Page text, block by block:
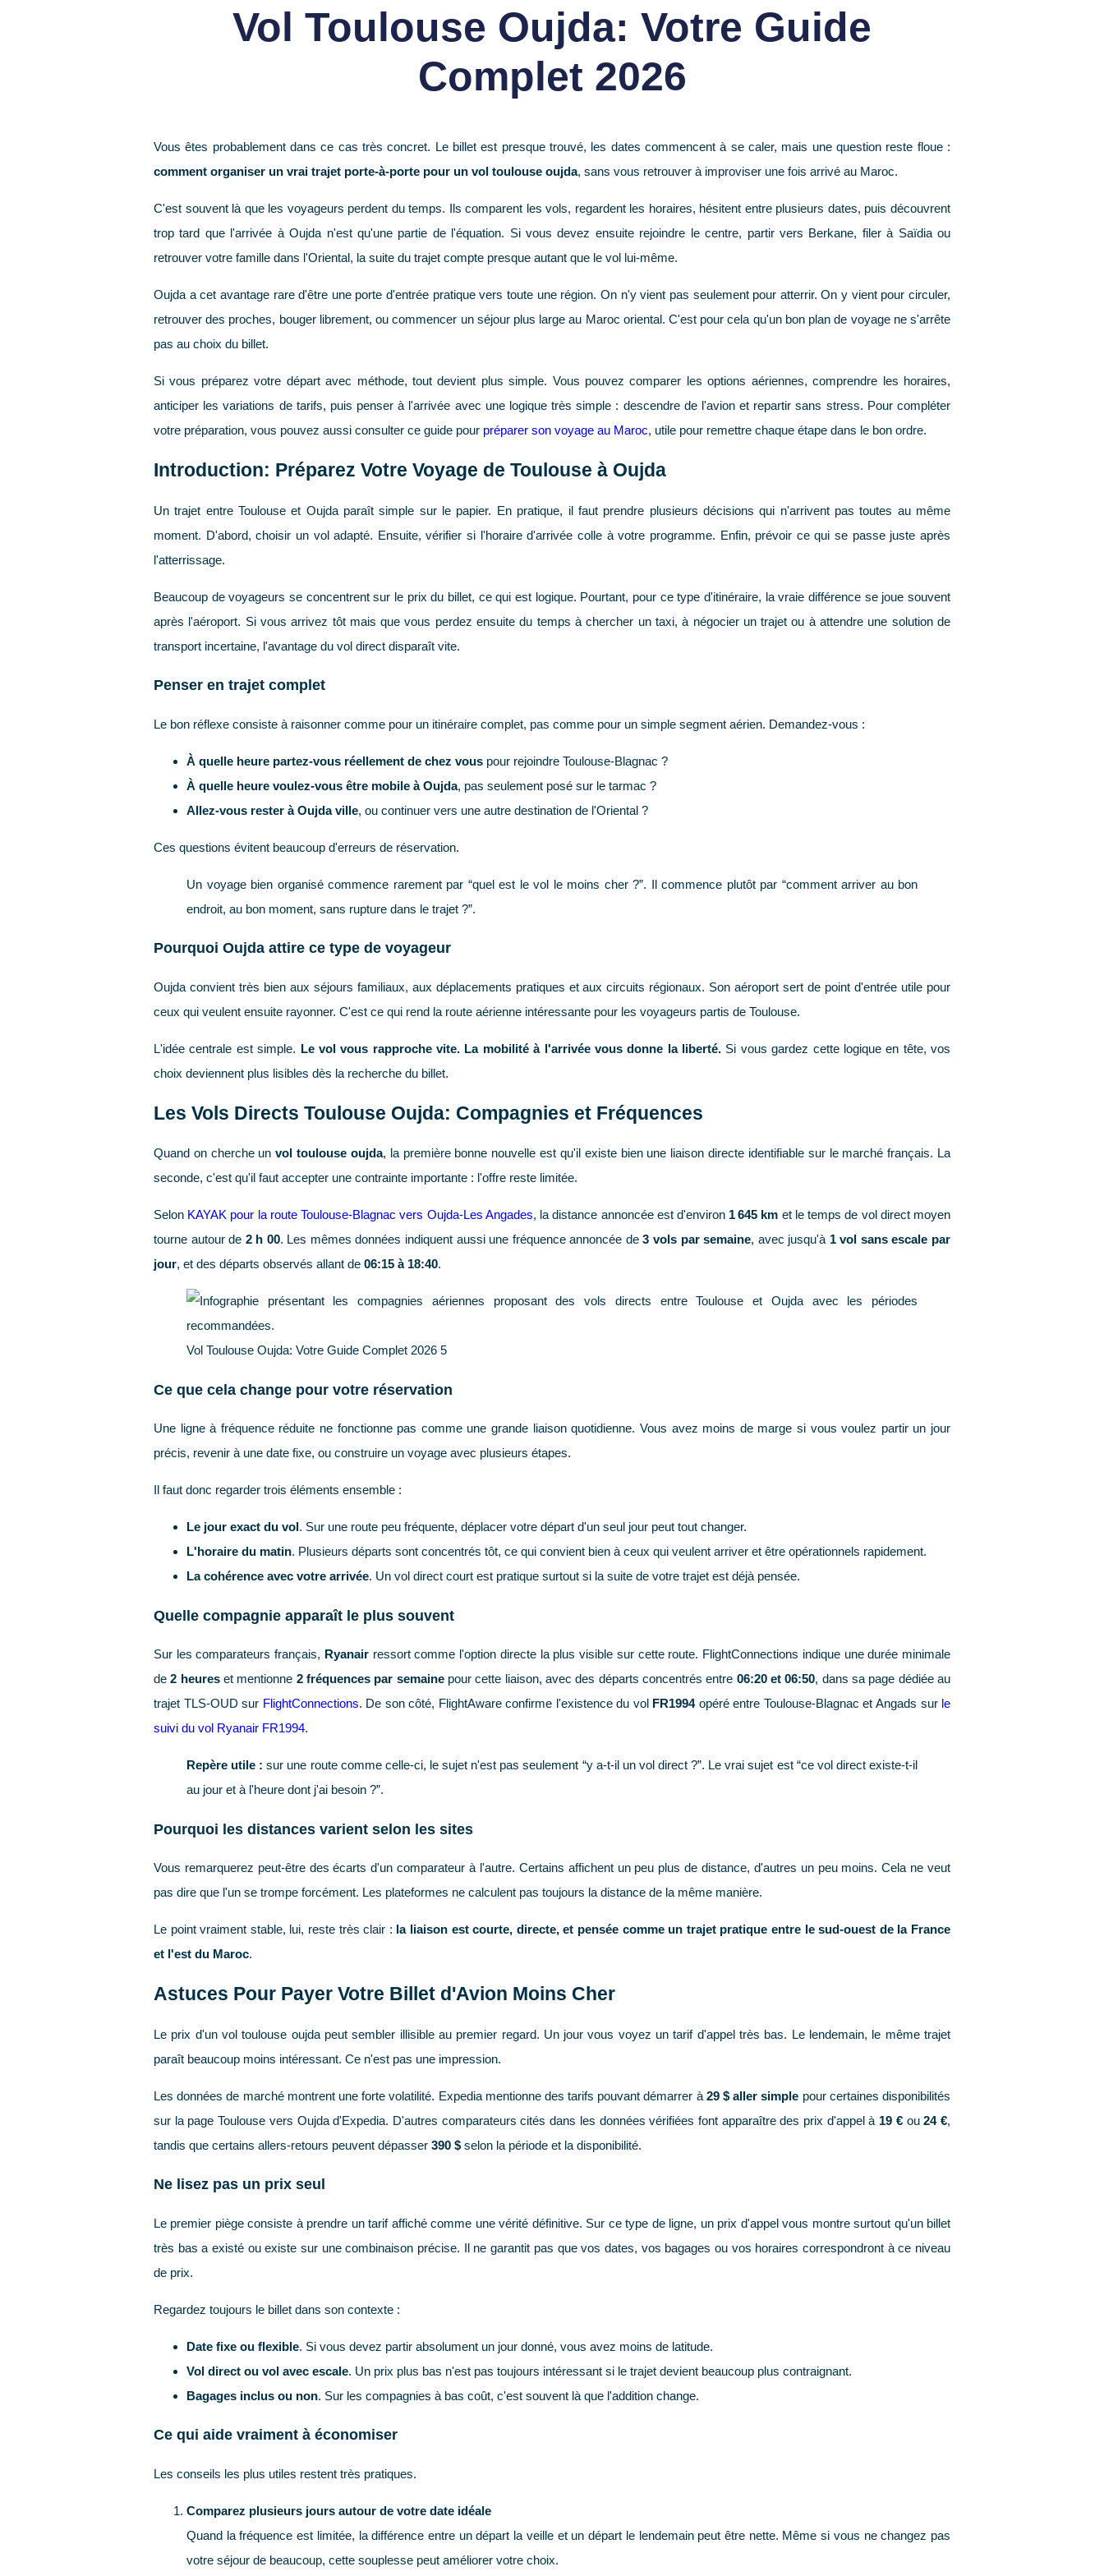
Vol Toulouse Oujda: Votre Guide
Complet 2026
Vous êtes probablement dans ce cas très concret. Le billet est presque trouvé, les dates commencent à se caler, mais une question reste floue :
comment organiser un vrai trajet porte-à-porte pour un vol toulouse oujda, sans vous retrouver à improviser une fois arrivé au Maroc.
C'est souvent là que les voyageurs perdent du temps. Ils comparent les vols, regardent les horaires, hésitent entre plusieurs dates, puis découvrent
trop tard que l'arrivée à Oujda n'est qu'une partie de l'équation. Si vous devez ensuite rejoindre le centre, partir vers Berkane, filer à Saïdia ou
retrouver votre famille dans l'Oriental, la suite du trajet compte presque autant que le vol lui-même.
Oujda a cet avantage rare d'être une porte d'entrée pratique vers toute une région. On n'y vient pas seulement pour atterrir. On y vient pour circuler,
retrouver des proches, bouger librement, ou commencer un séjour plus large au Maroc oriental. C'est pour cela qu'un bon plan de voyage ne s'arrête
pas au choix du billet.
Si vous préparez votre départ avec méthode, tout devient plus simple. Vous pouvez comparer les options aériennes, comprendre les horaires,
anticiper les variations de tarifs, puis penser à l'arrivée avec une logique très simple : descendre de l'avion et repartir sans stress. Pour compléter
votre préparation, vous pouvez aussi consulter ce guide pour préparer son voyage au Maroc, utile pour remettre chaque étape dans le bon ordre.
Introduction: Préparez Votre Voyage de Toulouse à Oujda
Un trajet entre Toulouse et Oujda paraît simple sur le papier. En pratique, il faut prendre plusieurs décisions qui n'arrivent pas toutes au même
moment. D'abord, choisir un vol adapté. Ensuite, vérifier si l'horaire d'arrivée colle à votre programme. Enfin, prévoir ce qui se passe juste après
l'atterrissage.
Beaucoup de voyageurs se concentrent sur le prix du billet, ce qui est logique. Pourtant, pour ce type d'itinéraire, la vraie différence se joue souvent
après l'aéroport. Si vous arrivez tôt mais que vous perdez ensuite du temps à chercher un taxi, à négocier un trajet ou à attendre une solution de
transport incertaine, l'avantage du vol direct disparaît vite.
Penser en trajet complet
Le bon réflexe consiste à raisonner comme pour un itinéraire complet, pas comme pour un simple segment aérien. Demandez-vous :
À quelle heure partez-vous réellement de chez vous pour rejoindre Toulouse-Blagnac ?
À quelle heure voulez-vous être mobile à Oujda, pas seulement posé sur le tarmac ?
Allez-vous rester à Oujda ville, ou continuer vers une autre destination de l'Oriental ?
Ces questions évitent beaucoup d'erreurs de réservation.
Un voyage bien organisé commence rarement par “quel est le vol le moins cher ?”. Il commence plutôt par “comment arriver au bon
endroit, au bon moment, sans rupture dans le trajet ?”.
Pourquoi Oujda attire ce type de voyageur
Oujda convient très bien aux séjours familiaux, aux déplacements pratiques et aux circuits régionaux. Son aéroport sert de point d'entrée utile pour
ceux qui veulent ensuite rayonner. C'est ce qui rend la route aérienne intéressante pour les voyageurs partis de Toulouse.
L'idée centrale est simple. Le vol vous rapproche vite. La mobilité à l'arrivée vous donne la liberté. Si vous gardez cette logique en tête, vos
choix deviennent plus lisibles dès la recherche du billet.
Les Vols Directs Toulouse Oujda: Compagnies et Fréquences
Quand on cherche unvol toulouse oujda, la première bonne nouvelle est qu'il existe bien une liaison directe identifiable sur le marché français. La
seconde, c'est qu'il faut accepter une contrainte importante : l'offre reste limitée.
Selon KAYAK pour la route Toulouse-Blagnac vers Oujda-Les Angades, la distance annoncée est d'environ 1 645 km et le temps de vol direct moyen
tourne autour de 2 h 00. Les mêmes données indiquent aussi une fréquence annoncée de3 vols par semaine, avec jusqu'à 1 vol sans escale par
jour, et des départs observés allant de 06:15 à 18:40.
Vol Toulouse Oujda: Votre Guide Complet 2026 5
Ce que cela change pour votre réservation
Une ligne à fréquence réduite ne fonctionne pas comme une grande liaison quotidienne. Vous avez moins de marge si vous voulez partir un jour
précis, revenir à une date fixe, ou construire un voyage avec plusieurs étapes.
Il faut donc regarder trois éléments ensemble :
Le jour exact du vol. Sur une route peu fréquente, déplacer votre départ d'un seul jour peut tout changer.
L'horaire du matin. Plusieurs départs sont concentrés tôt, ce qui convient bien à ceux qui veulent arriver et être opérationnels rapidement.
La cohérence avec votre arrivée. Un vol direct court est pratique surtout si la suite de votre trajet est déjà pensée.
Quelle compagnie apparaît le plus souvent
Sur les comparateurs français, Ryanairressort comme l'option directe la plus visible sur cette route. FlightConnections indique une durée minimale
de2 heureset mentionne 2 fréquences par semainepour cette liaison, avec des départs concentrés entre 06:20 et 06:50, dans sa page dédiée au
trajet TLS-OUD sur FlightConnections. De son côté, FlightAware confirme l'existence du vol FR1994opéré entre Toulouse-Blagnac et Angads sur le
suivi du vol Ryanair FR1994.
Repère utile : sur une route comme celle-ci, le sujet n'est pas seulement “y a-t-il un vol direct ?”. Le vrai sujet est “ce vol direct existe-t-il
au jour et à l'heure dont j'ai besoin ?”.
Pourquoi les distances varient selon les sites
Vous remarquerez peut-être des écarts d'un comparateur à l'autre. Certains affichent un peu plus de distance, d'autres un peu moins. Cela ne veut
pas dire que l'un se trompe forcément. Les plateformes ne calculent pas toujours la distance de la même manière.
Le point vraiment stable, lui, reste très clair : la liaison est courte, directe, et pensée comme un trajet pratique entre le sud-ouest de la France
et l'est du Maroc.
Astuces Pour Payer Votre Billet d'Avion Moins Cher
Le prix d'un vol toulouse oujda peut sembler illisible au premier regard. Un jour vous voyez un tarif d'appel très bas. Le lendemain, le même trajet
paraît beaucoup moins intéressant. Ce n'est pas une impression.
Les données de marché montrent une forte volatilité. Expedia mentionne des tarifs pouvant démarrer à 29 $ aller simple pour certaines disponibilités
sur la page Toulouse vers Oujda d'Expedia. D'autres comparateurs cités dans les données vérifiées font apparaître des prix d'appel à 19 €ou24 €,
tandis que certains allers-retours peuvent dépasser 390 $ selon la période et la disponibilité.
Ne lisez pas un prix seul
Le premier piège consiste à prendre un tarif affiché comme une vérité définitive. Sur ce type de ligne, un prix d'appel vous montre surtout qu'un billet
très bas a existé ou existe sur une combinaison précise. Il ne garantit pas que vos dates, vos bagages ou vos horaires correspondront à ce niveau
de prix.
Regardez toujours le billet dans son contexte :
Date fixe ou flexible. Si vous devez partir absolument un jour donné, vous avez moins de latitude.
Vol direct ou vol avec escale. Un prix plus bas n'est pas toujours intéressant si le trajet devient beaucoup plus contraignant.
Bagages inclus ou non. Sur les compagnies à bas coût, c'est souvent là que l'addition change.
Ce qui aide vraiment à économiser
Les conseils les plus utiles restent très pratiques.
Comparez plusieurs jours autour de votre date idéale
Quand la fréquence est limitée, la différence entre un départ la veille et un départ le lendemain peut être nette. Même si vous ne changez pas
votre séjour de beaucoup, cette souplesse peut améliorer votre choix.